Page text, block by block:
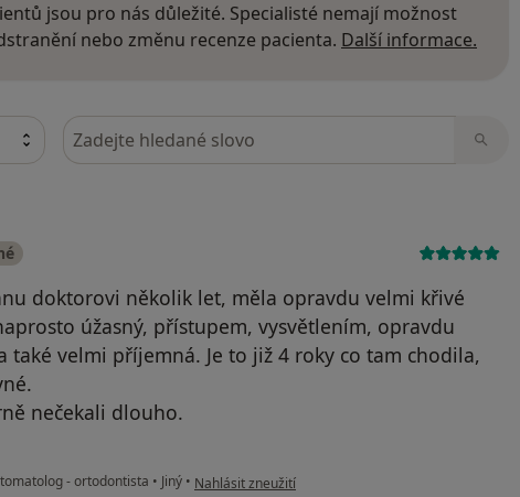
jsou pro nás důležité. Specialisté nemají možnost
nebo změnu recenze pacienta. Další informace.
Hledejte v názorech
doktorovi několik let, měla opravdu velmi křivé
úžasný, přístupem, vysvětlením, opravdu
také velmi příjemná. Je to již 4 roky co tam chodila,
nečekali dlouho.
- ortodontista • Jiný • podle názoru uživatele ZM
Nahlásit zneužití